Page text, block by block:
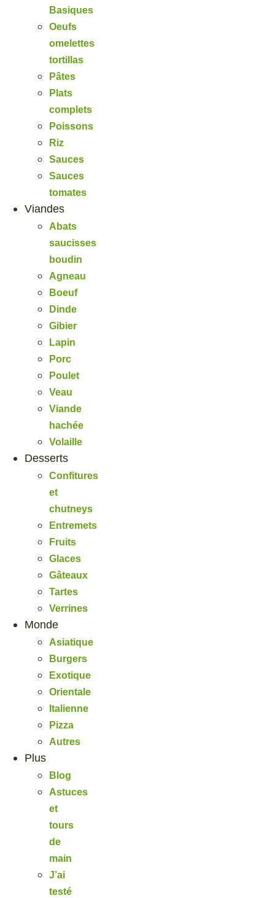
Basiques
Oeufs
omelettes
tortillas
Pâtes
Plats
complets
Poissons
Riz
Sauces
Sauces
tomates
Viandes
Abats
saucisses
boudin
Agneau
Boeuf
Dinde
Gibier
Lapin
Porc
Poulet
Veau
Viande
hachée
Volaille
Desserts
Confitures
et
chutneys
Entremets
Fruits
Glaces
Gâteaux
Tartes
Verrines
Monde
Asiatique
Burgers
Exotique
Orientale
Italienne
Pizza
Autres
Plus
Blog
Astuces
et
tours
de
main
J’ai
testé